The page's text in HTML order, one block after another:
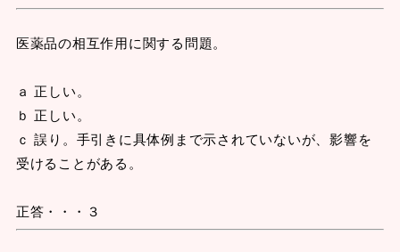
医薬品の相互作用に関する問題。
ａ 正しい。
ｂ 正しい。
ｃ 誤り。手引きに具体例まで示されていないが、影響を
受けることがある。
正答・・・３